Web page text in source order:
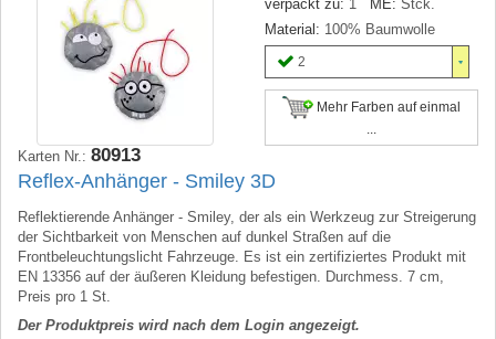
verpackt zu: 1 ME: Stck.
Material: 100% Baumwolle
2
Mehr Farben auf einmal
Karten Nr.: 80913
Reflex-Anhänger - Smiley 3D
Reflektierende Anhänger - Smiley, der als ein Werkzeug zur Streigerung
der Sichtbarkeit von Menschen auf dunkel Straßen auf die
Frontbeleuchtungslicht Fahrzeuge. Es ist ein zertifiziertes Produkt mit
EN 13356 auf der äußeren Kleidung befestigen. Durchmess. 7 cm,
Preis pro 1 St.
Der Produktpreis wird nach dem Login angezeigt.